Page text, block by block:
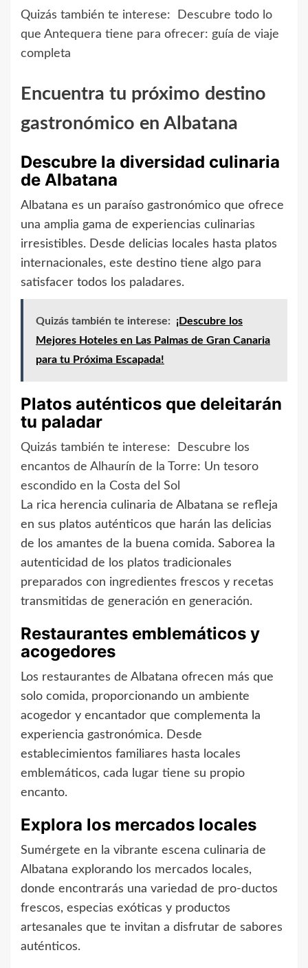
Quizás también te interese:
Descubre todo lo
que Antequera tiene para ofrecer: guía de viaje
completa
Encuentra tu próximo destino
gastronómico en Albatana
Descubre la diversidad culinaria
de Albatana
Albatana es un paraíso gastronómico que ofrece
una amplia gama de experiencias culinarias
irresistibles. Desde delicias locales hasta platos
internacionales, este destino tiene algo para
satisfacer todos los paladares.
Quizás también te interese:
¡Descubre los
Mejores Hoteles en Las Palmas de Gran Canaria
para tu Próxima Escapada!
Platos auténticos que deleitarán
tu paladar
Quizás también te interese:
Descubre los
encantos de Alhaurín de la Torre: Un tesoro
escondido en la Costa del Sol
La rica herencia culinaria de Albatana se refleja
en sus platos auténticos que harán las delicias
de los amantes de la buena comida. Saborea la
autenticidad de los platos tradicionales
preparados con ingredientes frescos y recetas
transmitidas de generación en generación.
Restaurantes emblemáticos y
acogedores
Los restaurantes de Albatana ofrecen más que
solo comida, proporcionando un ambiente
acogedor y encantador que complementa la
experiencia gastronómica. Desde
establecimientos familiares hasta locales
emblemáticos, cada lugar tiene su propio
encanto.
Explora los mercados locales
Sumérgete en la vibrante escena culinaria de
Albatana explorando los mercados locales,
donde encontrarás una variedad de pro-ductos
frescos, especias exóticas y productos
artesanales que te invitan a disfrutar de sabores
auténticos.